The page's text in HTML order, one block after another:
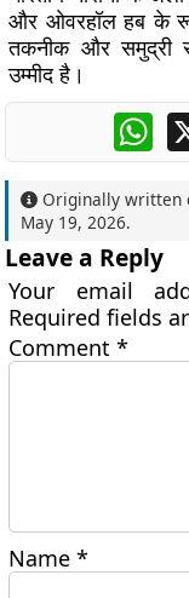
और ओवरहॉल हब के
तकनीक और समुद्री
उम्मीद है।
Originally written
May 19, 2026.
Leave a Reply
Your email
Required fields
Comment*
Name*